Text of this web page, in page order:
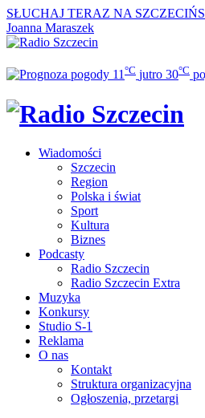
SŁUCHAJ TERAZ NA
Joanna Maraszek
11 °C jutro 30°C
Wiadomości
Szczecin
Region
Polska i świat
Sport
Kultura
Biznes
Podcasty
Radio Szczecin
Radio Szczecin Extra
Muzyka
Konkursy
Studio S-1
Reklama
O nas
Kontakt
Struktura organizacyjna
Ogłoszenia, przetargi